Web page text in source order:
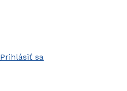
Prihlásiť sa